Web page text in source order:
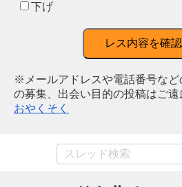
下げ
レス内容を確
※メールアドレスや電話番号な
の募集、出会い目的の投稿はご遠
おやくそく